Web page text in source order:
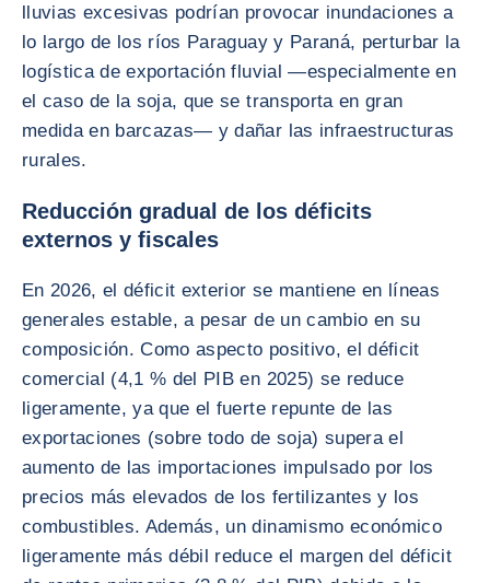
lluvias excesivas podrían provocar inundaciones a
lo largo de los ríos Paraguay y Paraná, perturbar la
logística de exportación fluvial —especialmente en
el caso de la soja, que se transporta en gran
medida en barcazas— y dañar las infraestructuras
rurales.
Reducción gradual de los déficits
externos y fiscales
En 2026, el déficit exterior se mantiene en líneas
generales estable, a pesar de un cambio en su
composición. Como aspecto positivo, el déficit
comercial (4,1 % del PIB en 2025) se reduce
ligeramente, ya que el fuerte repunte de las
exportaciones (sobre todo de soja) supera el
aumento de las importaciones impulsado por los
precios más elevados de los fertilizantes y los
combustibles. Además, un dinamismo económico
ligeramente más débil reduce el margen del déficit